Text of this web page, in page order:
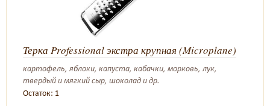
Терка Professional экстра крупная (Microplane)
картофель, яблоки, капуста, кабачки, морковь, лук,
твердый и мягкий сыр, шоколад и др.
Остаток: 1